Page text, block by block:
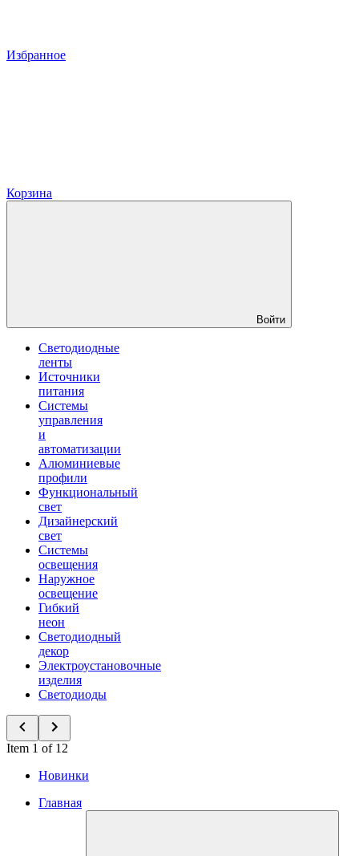
Избранное
Корзина
Войти
Светодиодные
ленты
Источники
питания
Системы
управления
и
автоматизации
Алюминиевые
профили
Функциональный
свет
Дизайнерский
свет
Системы
освещения
Наружное
освещение
Гибкий
неон
Светодиодный
декор
Электроустановочные
изделия
Светодиоды
Item 1 of 12
Новинки
Главная